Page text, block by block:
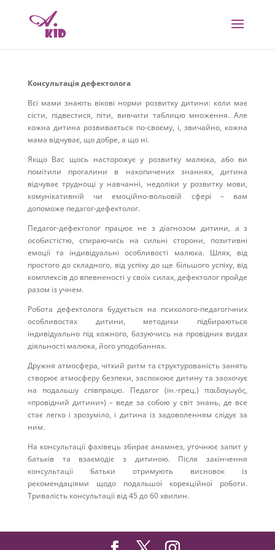
Консультація дефектолога
Всі мами знають вікові норми розвитку дитини: коли має
сісти, підвестися, піти, вивчити таблицю множення. Але
кожна дитина розвивається по-своєму, і, звичайно, кожна
мама відчуває, що добре, а що ні.
Якщо Вас щось насторожує у розвитку малюка, або ви
помітили прогалини в накопичених знаннях, дитина
відчуває труднощі у навчанні, недоліки у розвитку мови,
комунікативній чи емоційно-вольовій сфері – вам
допоможе педагог-дефектолог.
Педагог-дефектолог працює не з діагнозом дитини, а з
особистістю, спираючись на сильні сторони, позитивні
емоції та індивідуальні особливості малюка. Шлях, від
простого до складного, від успіху до ще більшого успіху, від
комплексів до впевненості у своїх силах, дефектолог пройде
разом із учнем.
Робота дефектолога будується на психолого-педагогічних
особливостях дитини, методики підбираються
індивідуально під кожного, базуючись на провідних видах
діяльності малюка, його уподобаннях.
Дружня атмосфера, чіткий ритм та структурованість занять
створює атмосферу безпеки, заспокоює дитину та заохочує
на подальшу співпрацю. Педагог (ін.-грец.) παιδαγωγός,
«провідний дитини») – веде за собою у світ знань, де все
стає легко і зрозуміло, і дитина із задоволенням слідує за
ним.
На консультації фахівець збирає анамнез, уточнює запит у
батьків та взаємодіє з дитиною. Після закінчення
консультації батьки отримують висновок із
рекомендаціями щодо подальшої корекційної роботи.
Тривалість консультації від 45 до 60 хвилин.